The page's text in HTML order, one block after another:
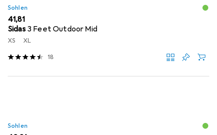
Sohlen
EUR
41,81
Sidas 3 Feet Outdoor Mid
XS XL
18
Sohlen